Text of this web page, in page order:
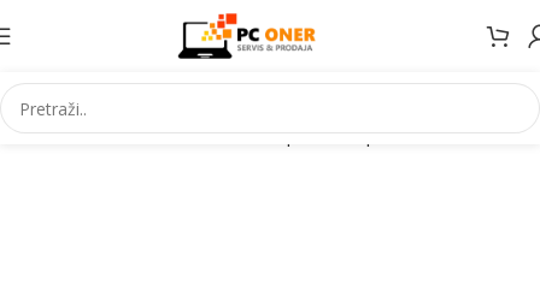
Početna Elektronika Televizori i prateca oprema Televizori